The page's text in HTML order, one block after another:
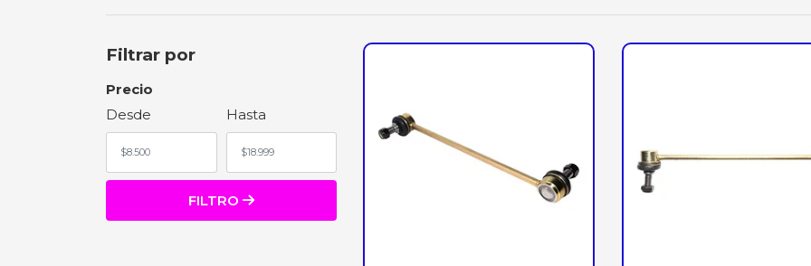
Filtrar por
Precio
Desde
Hasta
FILTRO